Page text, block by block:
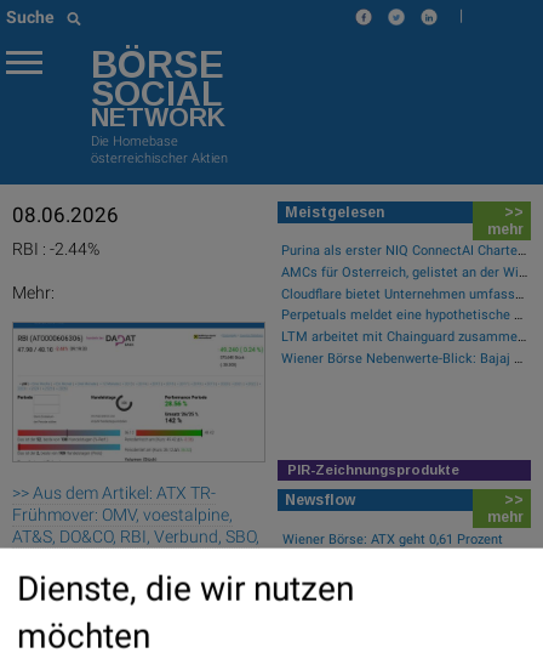
Suche |
BÖRSE
SOCIAL
NETWORK
Die Homebase
österreichischer Aktien
08.06.2026
RBI : -2.44%
Mehr:
>> Aus dem Artikel: ATX TR-
Frühmover: OMV, voestalpine,
AT&S, DO&CO, RBI, Verbund, SBO,
Deutsche Telekom : 5.63% »
Details
Henkel : 3.89%» Details
Meistgelesen
>>
mehr
Purina als erster NIQ ConnectAI Charter-Kunde vorgestellt
AMCs für Österreich, gelistet an der Wiener Börse
Cloudflare bietet Unternehmen umfassende Transparenz zur Überprüfung und Analyse des KI-Einsatzes
Perpetuals meldet eine hypothetische Rendite von 380 % im Backtest der KI-Engine, die die risikofreie Handelsplattform „UpsideOnly“ antreibt
LTM arbeitet mit Chainguard zusammen, um die Sicherheit der Software-Lieferkette durch BlueVerse™ RightLogic zu stärken
Wiener Börse Nebenwerte-Blick: Bajaj Mobility steigt bei hohen Umsätzen mehr als 10 Prozent
PIR-Zeichnungsprodukte
Newsflow
>>
mehr
Wiener Börse: ATX geht 0,61 Prozent
Wiener Börse Nebenwerte-Blick: Bajaj
Dienste, die wir nutzen
möchten